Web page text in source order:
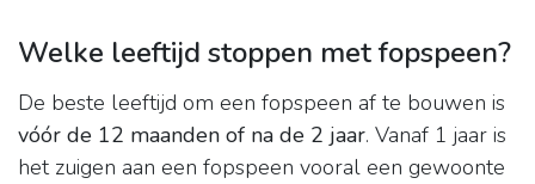
Welke leeftijd stoppen met fopspeen?
De beste leeftijd om een fopspeen af te bouwen is
vóór de 12 maanden of na de 2 jaar. Vanaf 1 jaar is
het zuigen aan een fopspeen vooral een gewoonte